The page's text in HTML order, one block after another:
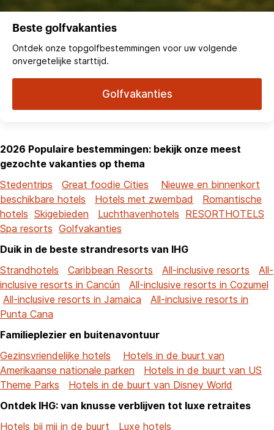
Beste golfvakanties
Ontdek onze topgolfbestemmingen voor uw volgende
onvergetelijke starttijd.
Golfvakanties
2026 Populaire bestemmingen: bekijk onze meest
gezochte vakanties op thema
Stedentrips
Great foodie Cities
Nieuwe en binnenkort
beschikbare hotels
Hotels met zwembad
Romantische
hotels Skigebieden Luchthavenhotels RESORTHOTELS
Spa resorts Golfvakanties
Duik in de beste strandresorts van IHG
Strandhotels
Caribbean Resorts All-inclusive resorts
All-
inclusive resorts in Cancún
All-inclusive resorts in Cozumel
All-inclusive resorts in Jamaica
All-inclusive resorts in
Punta Cana
Familieplezier en buitenavontuur
Gezinsvriendelijke hotels
Hotels in de buurt van
Amerikaanse nationale parken
Hotels in de buurt van US
Theme Parks
Hotels in de buurt van Disney World
Ontdek IHG: van knusse verblijven tot luxe retraites
Hotels bij mij in de buurt
Luxe hotels